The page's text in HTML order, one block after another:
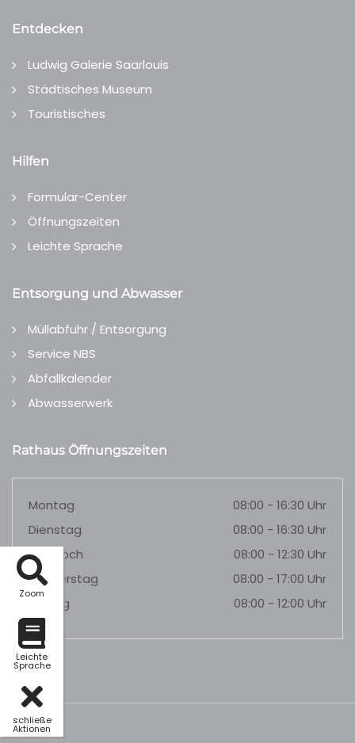
Zoom
Leichte
Sprache
schließe
Aktionen
Entdecken
Ludwig Galerie Saarlouis
Städtisches Museum
Touristisches
Hilfen
Formular-Center
Öffnungszeiten
Leichte Sprache
Entsorgung und Abwasser
Müllabfuhr / Entsorgung
Service NBS
Abfallkalender
Abwasserwerk
Rathaus Öffnungszeiten
Montag
08:00 - 16:30 Uhr
Dienstag
08:00 - 16:30 Uhr
Mittwoch
08:00 - 12:30 Uhr
Donnerstag
08:00 - 17:00 Uhr
Freitag
08:00 - 12:00 Uhr